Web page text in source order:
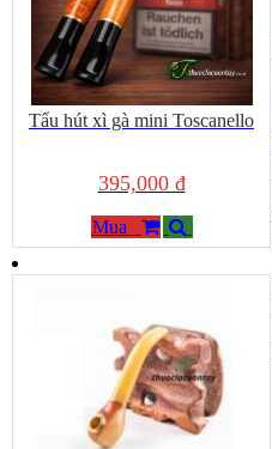
Tẩu hút xì gà mini Toscanello
395,000 đ
Mua